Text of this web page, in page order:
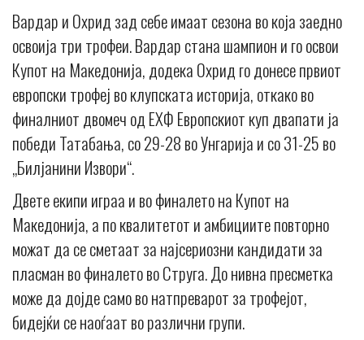
Вардар и Охрид зад себе имаат сезона во која заедно
освоија три трофеи. Вардар стана шампион и го освои
Купот на Македонија, додека Охрид го донесе првиот
европски трофеј во клупската историја, откако во
финалниот двомеч од ЕХФ Европскиот куп двапати ја
победи Татабања, со 29-28 во Унгарија и со 31-25 во
„Билјанини Извори“.
Двете екипи играа и во финалето на Купот на
Македонија, а по квалитетот и амбициите повторно
можат да се сметаат за најсериозни кандидати за
пласман во финалето во Струга. До нивна пресметка
може да дојде само во натпреварот за трофејот,
бидејќи се наоѓаат во различни групи.